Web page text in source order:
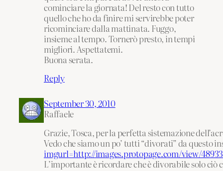
cominciare la giornata! Del resto con tutto
quello che ho da finire mi servirebbe poter
ricominciare dalla mattinata. Fuggo,
insieme al tempo. Tornerò presto, in tempi
migliori. Aspettatemi.
Buona serata.
Reply
September 30, 2010
Raffaele
Grazie, Tosca, per la perfetta sistemazione
Vedo che siamo un po’ tutti “divorati” da questo
imgurl=http://images.protopage.com/view/
L’importante è ricordare che è divorabile solo